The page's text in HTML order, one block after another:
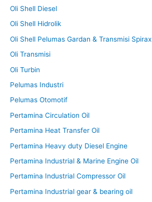
Oli Shell Diesel
Oli Shell Hidrolik
Oli Shell Pelumas Gardan & Transmisi Spirax
Oli Transmisi
Oli Turbin
Pelumas Industri
Pelumas Otomotif
Pertamina Circulation Oil
Pertamina Heat Transfer Oil
Pertamina Heavy duty Diesel Engine
Pertamina Industrial & Marine Engine Oil
Pertamina Industrial Compressor Oil
Pertamina Industrial gear & bearing oil